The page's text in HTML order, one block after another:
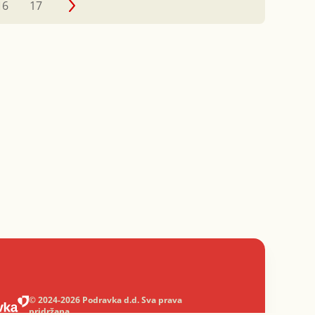
17
© 2024-2026 Podravka d.d. Sva prava
pridržana.